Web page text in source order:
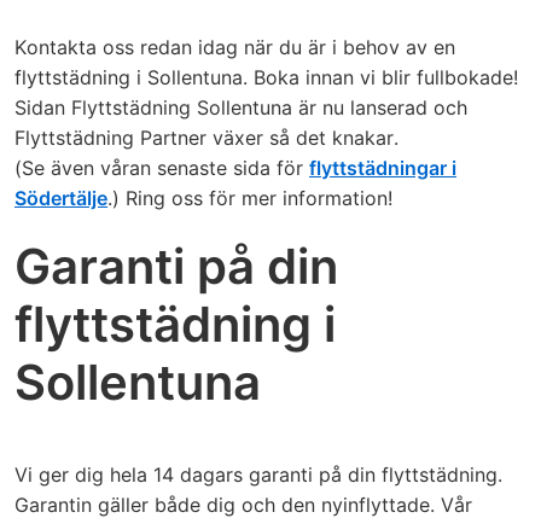
Kontakta oss redan idag när du är i behov av en
flyttstädning i Sollentuna. Boka innan vi blir fullbokade!
Sidan Flyttstädning Sollentuna är nu lanserad och
Flyttstädning Partner växer så det knakar.
(Se även våran senaste sida för flyttstädningar i
Södertälje.) Ring oss för mer information!
Garanti på din
flyttstädning i
Sollentuna
Vi ger dig hela 14 dagars garanti på din flyttstädning.
Garantin gäller både dig och den nyinflyttade. Vår